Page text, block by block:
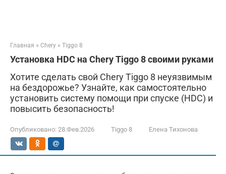
Главная » Chery » Tiggo 8
Установка HDC на Chery Tiggo 8 своими руками
Хотите сделать свой Chery Tiggo 8 неуязвимым
на бездорожье? Узнайте, как самостоятельно
установить систему помощи при спуске (HDC) и
повысить безопасность!
Опубликовано: 28.Фев.2026 Tiggo 8 Елена Тихонова